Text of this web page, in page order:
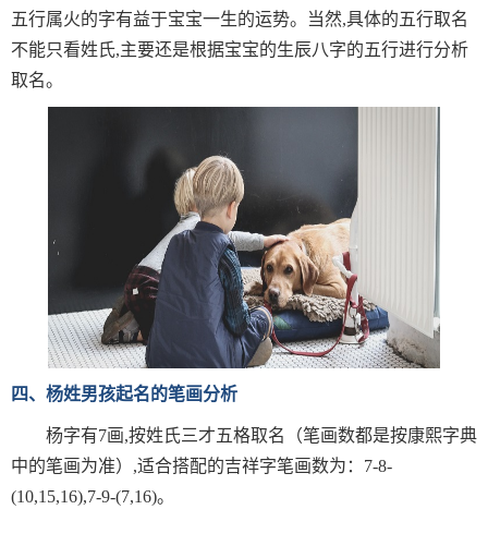
五行属火的字有益于宝宝一生的运势。当然,具体的五行取名
不能只看姓氏,主要还是根据宝宝的生辰八字的五行进行分析
取名。
四、杨姓男孩起名的笔画分析
杨字有7画,按姓氏三才五格取名（笔画数都是按康熙字典
中的笔画为准）,适合搭配的吉祥字笔画数为：7-8-
(10,15,16),7-9-(7,16)。